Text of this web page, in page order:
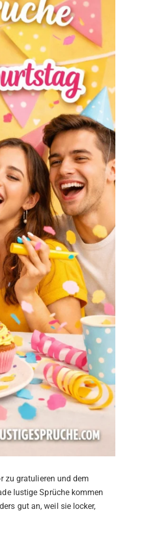
zu gratulieren und dem
lustige Sprüche kommen
gut an, weil sie locker,